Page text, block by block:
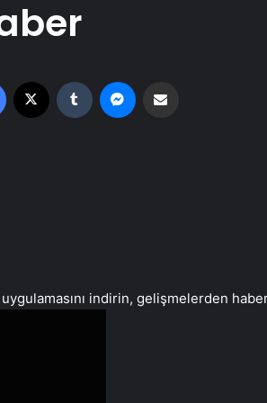
Facebook Tumblr
indirin, gelişmelerden